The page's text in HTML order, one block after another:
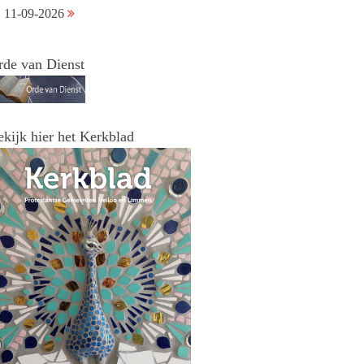
11-09-2026
van Dienst
hier het Kerkblad